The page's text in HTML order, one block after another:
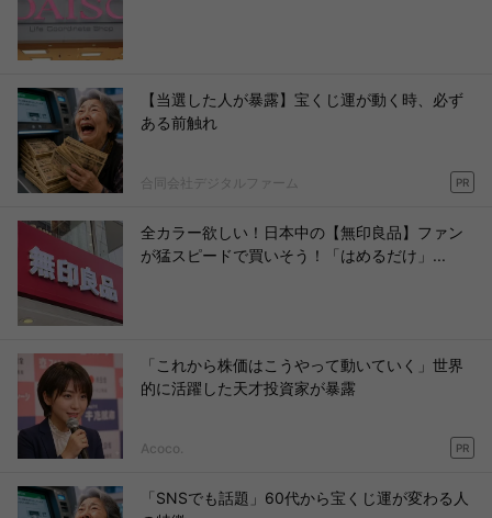
【当選した人が暴露】宝くじ運が動く時、必ず
ある前触れ
合同会社デジタルファーム PR
全カラー欲しい！日本中の【無印良品】ファン
が猛スピードで買いそう！「はめるだけ」...
「これから株価はこうやって動いていく」世界
的に活躍した天才投資家が暴露
Acoco. PR
「SNSでも話題」60代から宝くじ運が変わる人